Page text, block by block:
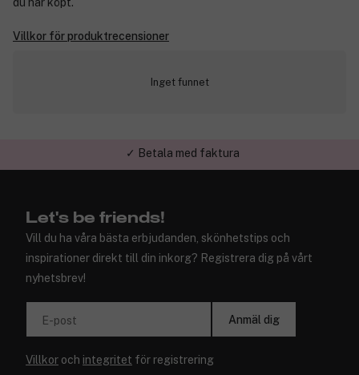
du har köpt.
Villkor för produktrecensioner
Inget funnet
✓ Trygg E-handel
Let's be friends!
Vill du ha våra bästa erbjudanden, skönhetstips och
inspirationer direkt till din inkorg? Registrera dig på vårt
nyhetsbrev!
E-post Anmäl dig
Villkor och integritet för registrering